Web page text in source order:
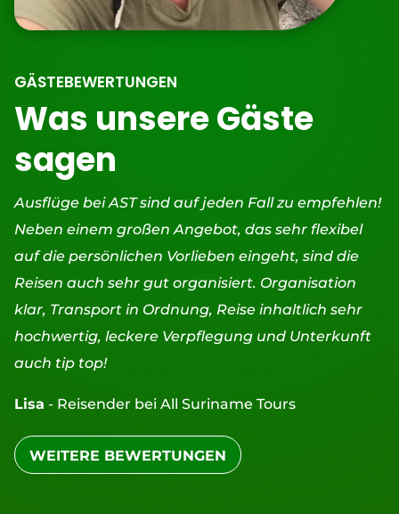
GÄSTEBEWERTUNGEN
Was unsere Gäste
sagen
Ausflüge bei AST sind auf jeden Fall zu empfehlen!
Neben einem großen Angebot, das sehr flexibel
auf die persönlichen Vorlieben eingeht, sind die
Reisen auch sehr gut organisiert. Organisation
klar, Transport in Ordnung, Reise inhaltlich sehr
hochwertig, leckere Verpflegung und Unterkunft
auch tip top!
Lisa - Reisender bei All Suriname Tours
WEITERE BEWERTUNGEN